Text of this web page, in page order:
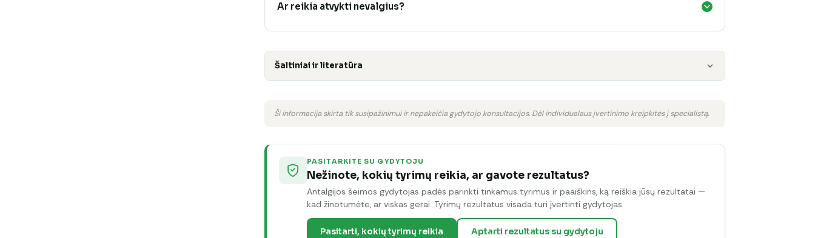
Ar reikia atvykti nevalgius?
Šaltiniai ir literatūra
Ši informacija skirta tik susipažinimui ir nepakeičia gydytojo konsultacijos. Dėl individualaus įvertinimo kreipkitės į specialistą.
PASITARKITE SU GYDYTOJU
Nežinote, kokių tyrimų reikia, ar gavote rezultatus?
Antalgijos šeimos gydytojas padės parinkti tinkamus tyrimus ir paaiškins, ką reiškia jūsų rezultatai —
kad žinotumėte, ar viskas gerai. Tyrimų rezultatus visada turi įvertinti gydytojas.
Pasitarti, kokių tyrimų reikia Aptarti rezultatus su gydytoju